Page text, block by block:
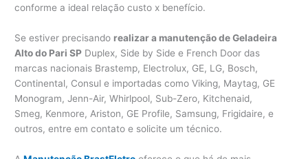
conforme a ideal relação custo x benefício.
Se estiver precisando realizar a manutenção de Geladeira
Alto do Pari SP Duplex, Side by Side e French Door das
marcas nacionais Brastemp, Electrolux, GE, LG, Bosch,
Continental, Consul e importadas como Viking, Maytag, GE
Monogram, Jenn-Air, Whirlpool, Sub-Zero, Kitchenaid,
Smeg, Kenmore, Ariston, GE Profile, Samsung, Frigidaire, e
outros, entre em contato e solicite um técnico.